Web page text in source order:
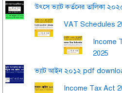
উৎসে ভ্যাট কর্তনের তালিকা
VAT Schedules
Income
2025
ভ্যাট আইন ২০১২ pdf
Income Tax Act